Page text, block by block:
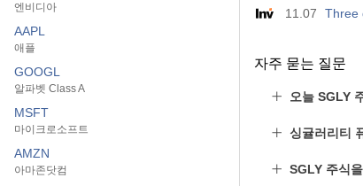
엔비디아
AAPL
애플
GOOGL
알파벳 Class A
MSFT
마이크로소프트
AMZN
아마존닷컴
11.07
Three
자주 묻는 질문
오늘 SGLY
싱귤러리티
SGLY 주식